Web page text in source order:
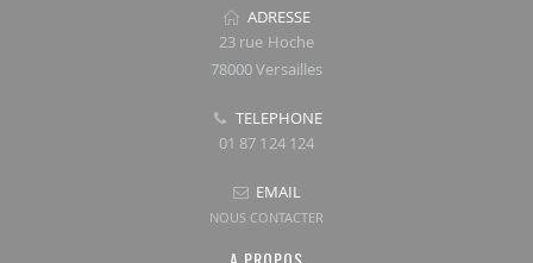
ADRESSE
23 rue Hoche
78000 Versailles
TELEPHONE
01 87 124 124
EMAIL
NOUS CONTACTER